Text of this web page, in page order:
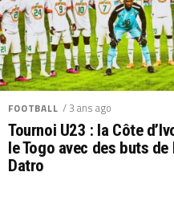
FOOTBALL / 3 ans ago
Tournoi U23 : la Côte
le Togo avec des buts de
Datro